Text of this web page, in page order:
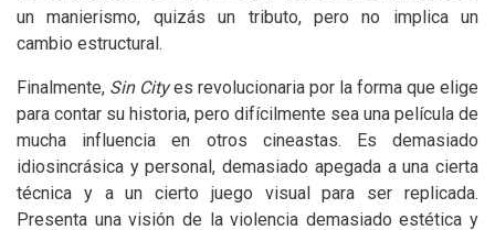
un manierismo, quizás un tributo, pero no implica un
cambio estructural.
Finalmente, Sin Cityes revolucionaria por la forma que elige
para contar su historia, pero difícilmente sea una película de
mucha influencia en otros cineastas. Es demasiado
idiosincrásica y personal, demasiado apegada a una cierta
técnica y a un cierto juego visual para ser replicada.
Presenta una visión de la violencia demasiado estética y